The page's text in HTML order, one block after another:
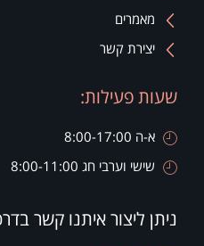
ניתן ליצור איתנו קשר
מאמרים
יצירת קשר
שעות פעילות:
א-ה 8:00-17:00
שישי וערבי חג 8:00-11:00